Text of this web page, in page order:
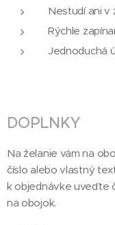
Nestudí ani v
Rýchle
Jednoduchá
DOPLNKY
Na želanie vám na
číslo alebo vlastný
k objednávke uveďte
na obojok.